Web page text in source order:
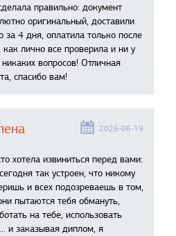
правильно: документ
оригинальный, доставили
за 4 дня, оплатила только после
как лично все проверила и ни у
никаких вопросов! Отличная
спасибо вам!
2026-06-19
хотела извиниться перед вами:
так устроен, что никому
и всех подозреваешь в том,
пытаются тебя обмануть,
на тебе, использовать
и заказывая диплом, я